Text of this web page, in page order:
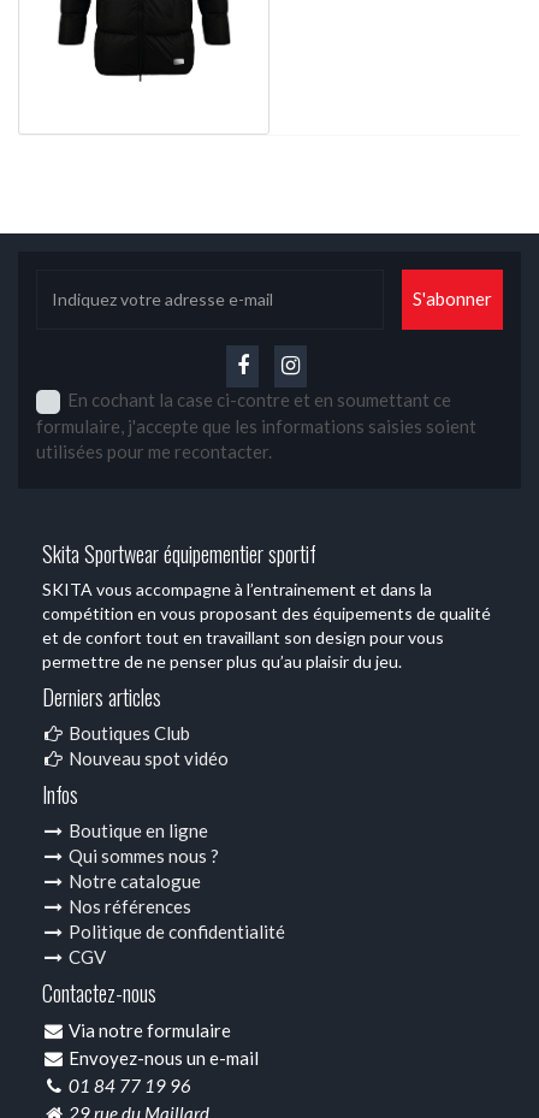
En cochant la case ci-contre et en soumettant ce
formulaire, j'accepte que les informations saisies soient
utilisées pour me recontacter.
Skita Sportwear équipementier sportif
SKITA vous accompagne à l’entrainement et dans la
compétition en vous proposant des équipements de qualité
et de confort tout en travaillant son design pour vous
permettre de ne penser plus qu’au plaisir du jeu.
Derniers articles
Boutiques Club
Nouveau spot vidéo
Infos
Boutique en ligne
Qui sommes nous ?
Notre catalogue
Nos références
Politique de confidentialité
CGV
Contactez-nous
Via notre formulaire
Envoyez-nous un e-mail
01 84 77 19 96
29 rue du Maillard